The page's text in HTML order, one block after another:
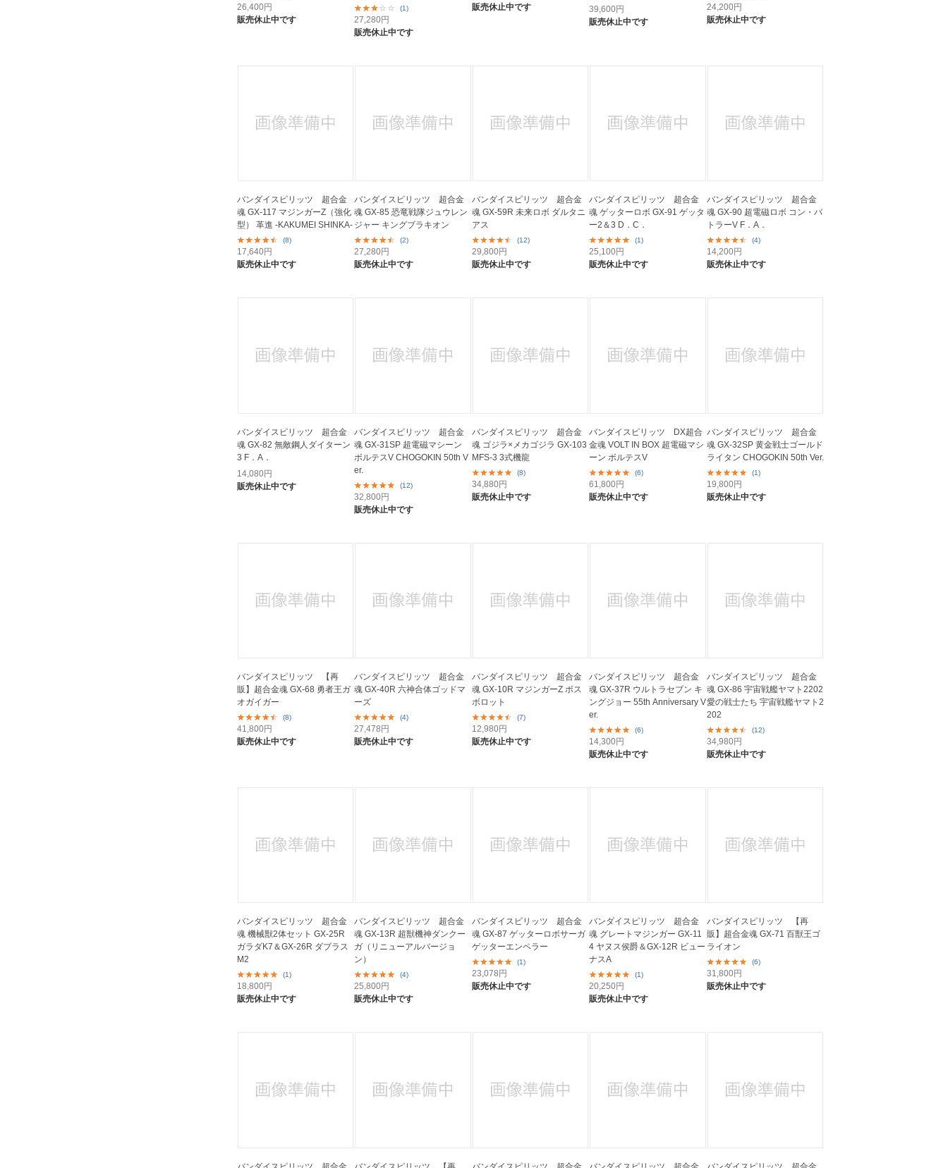
26,400円
販売休止中です
(1)
27,280円
販売休止中です
販売休止中です
39,600円
販売休止中です
24,200円
販売休止中です
バンダイスピリッツ 超合金
魂 GX-117 マジンガーZ（強化
型） 革進 -KAKUMEI SHINKA-
(8)
17,640円
販売休止中です
バンダイスピリッツ 超合金
魂 GX-85 恐竜戦隊ジュウレン
ジャー キングブラキオン
(2)
27,280円
販売休止中です
バンダイスピリッツ 超合金
魂 GX-59R 未来ロボ ダルタニ
アス
(12)
29,800円
販売休止中です
バンダイスピリッツ 超合金
魂 ゲッターロボ GX-91 ゲッタ
ー2＆3 D．C．
(1)
25,100円
販売休止中です
バンダイスピリッツ 超合金
魂 GX-90 超電磁ロボ コン・バ
トラーV F．A．
(4)
14,200円
販売休止中です
バンダイスピリッツ 超合金
魂 GX-82 無敵鋼人ダイターン
3 F．A．
14,080円
販売休止中です
バンダイスピリッツ 超合金
魂 GX-31SP 超電磁マシーン
ボルテスV CHOGOKIN 50th V
er.
(12)
32,800円
販売休止中です
バンダイスピリッツ 超合金
魂 ゴジラ×メカゴジラ GX-103
MFS-3 3式機龍
(8)
34,880円
販売休止中です
バンダイスピリッツ DX超合
金魂 VOLT IN BOX 超電磁マシ
ーン ボルテスV
(6)
61,800円
販売休止中です
バンダイスピリッツ 超合金
魂 GX-32SP 黄金戦士ゴールド
ライタン CHOGOKIN 50th Ver.
(1)
19,800円
販売休止中です
バンダイスピリッツ 【再
販】超合金魂 GX-68 勇者王ガ
オガイガー
(8)
41,800円
販売休止中です
バンダイスピリッツ 超合金
魂 GX-40R 六神合体ゴッドマ
ーズ
(4)
27,478 円
販売休止中です
バンダイスピリッツ 超合金
魂 GX-10R マジンガーZ ボス
ボロット
(7)
12,980円
販売休止中です
バンダイスピリッツ 超合金
魂 GX-37R ウルトラセブン キ
ングジョー 55th Anniversary V
er.
(6)
14,300円
販売休止中です
バンダイスピリッツ 超合金
魂 GX-86 宇宙戦艦ヤマト2202
愛の戦士たち 宇宙戦艦ヤマト2
202
(12)
34,980円
販売休止中です
バンダイスピリッツ 超合金
魂 機械獣2体セット GX-25R
ガラダK7＆GX-26R ダブラス
M2
(1)
18,800円
販売休止中です
バンダイスピリッツ 超合金
魂 GX-13R 超獣機神ダンクー
ガ（リニューアルバージョ
ン）
(4)
25,800円
販売休止中です
バンダイスピリッツ 超合金
魂 GX-87 ゲッターロボサーガ
ゲッターエンペラー
(1)
23,078 円
販売休止中です
バンダイスピリッツ 超合金
魂 グレートマジンガー GX-11
4 ヤヌス侯爵＆GX-12R ビュー
ナスA
(1)
20,250円
販売休止中です
バンダイスピリッツ 【再
販】超合金魂 GX-71 百獣王ゴ
ライオン
(6)
31,800円
販売休止中です